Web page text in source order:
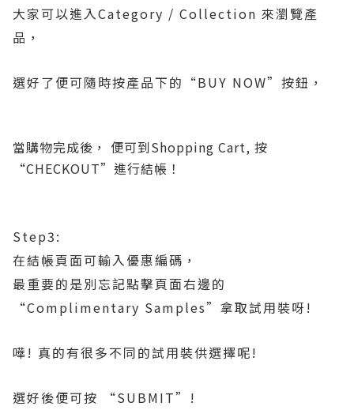
大家可以進入Category / Collection 來瀏覽產
品，
選好了便可隨時按產品下的“BUY NOW”按鈕，
當購物完成後， 便可到Shopping Cart, 按
“CHECKOUT”進行結帳！
Step3:
在結帳頁面可輸入優惠編碼，
最重要的是別忘記點擊頁面右邊的
“Complimentary Samples”拿取試用裝呀!
嘩! 真的有很多不同的試用裝供選擇呢!
選好後便可按 “SUBMIT”!